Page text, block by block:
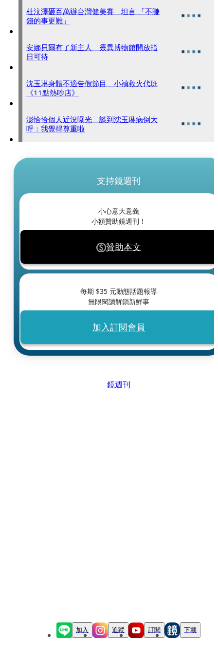
杜汶澤砸百萬辦台灣健美賽 坦言 「不賺
錢的事更難」
安娜貝爾有了新主人 靈異博物館開放指
日可待
沈玉琳身體不適告假節目 小禎救火代班
《11點熱吵店》
澎恰恰個人近況曝光 談到沈玉琳病倒大
呼：我覺得尊重啦
支持鏡週刊
小心意大意義
小額贊助鏡週刊！
贊助本文
每期 $35 元動態話題報導
無限閱讀解鎖新鮮事
加入訂閱會員
鏡週刊
加入 追蹤 訂閱 下載